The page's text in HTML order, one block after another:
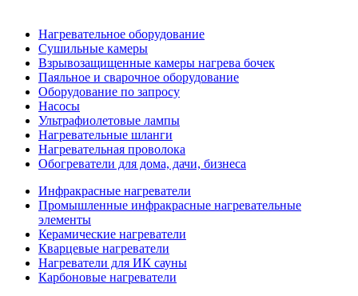
Нагревательное оборудование
Сушильные камеры
Взрывозащищенные камеры нагрева бочек
Паяльное и сварочное оборудование
Оборудование по запросу
Насосы
Ультрафиолетовые лампы
Нагревательные шланги
Нагревательная проволока
Обогреватели для дома, дачи, бизнеса
Инфракрасные нагреватели
Промышленные инфракрасные нагревательные
элементы
Керамические нагреватели
Кварцевые нагреватели
Нагреватели для ИК сауны
Карбоновые нагреватели